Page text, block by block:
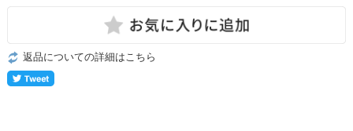
返品についての詳細はこちら